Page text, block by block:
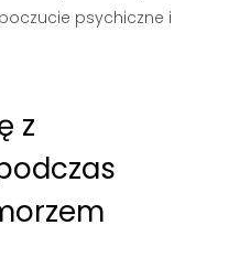
psychiczne i
z